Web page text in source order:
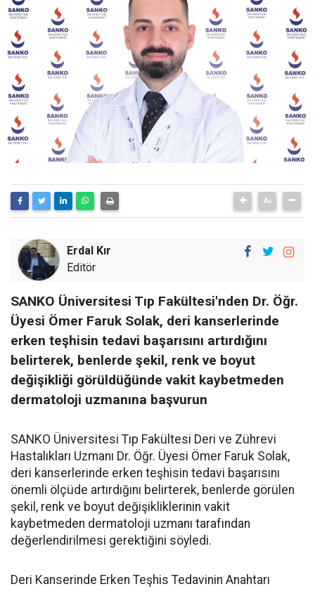
Erdal Kır
Editör
SANKO Üniversitesi Tıp Fakültesi'nden Dr. Öğr.
Üyesi Ömer Faruk Solak, deri kanserlerinde
erken teşhisin tedavi başarısını artırdığını
belirterek, benlerde şekil, renk ve boyut
değişikliği görüldüğünde vakit kaybetmeden
dermatoloji uzmanına başvurun
SANKO Üniversitesi Tıp Fakültesi Deri ve Zührevi
Hastalıkları Uzmanı Dr. Öğr. Üyesi Ömer Faruk Solak,
deri kanserlerinde erken teşhisin tedavi başarısını
önemli ölçüde artırdığını belirterek, benlerde görülen
şekil, renk ve boyut değişikliklerinin vakit
kaybetmeden dermatoloji uzmanı tarafından
değerlendirilmesi gerektiğini söyledi.
Deri Kanserinde Erken Teşhis Tedavinin Anahtarı